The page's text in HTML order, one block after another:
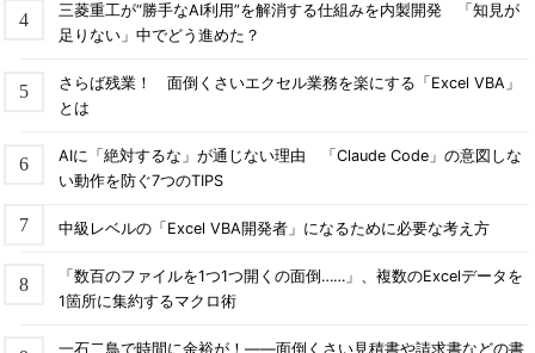
三菱重工が“勝手なAI利用”を解消する仕組みを内製開発 「知見が
足りない」中でどう進めた？
さらば残業！ 面倒くさいエクセル業務を楽にする「Excel VBA」
とは
AIに「絶対するな」が通じない理由 「Claude Code」の意図しな
い動作を防ぐ7つのTIPS
中級レベルの「Excel VBA開発者」になるために必要な考え方
「数百のファイルを1つ1つ開くの面倒……」、複数のExcelデータを
1箇所に集約するマクロ術
一石二鳥で時間に余裕が！――面倒くさい見積書や請求書などの書